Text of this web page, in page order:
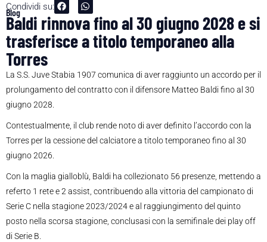
Condividi su:
Blog
Baldi rinnova fino al 30 giugno 2028 e si
trasferisce a titolo temporaneo alla
Torres
La S.S. Juve Stabia 1907 comunica di aver raggiunto un accordo per il
prolungamento del contratto con il difensore Matteo Baldi fino al 30
giugno 2028.
Contestualmente, il club rende noto di aver definito l’accordo con la
Torres per la cessione del calciatore a titolo temporaneo fino al 30
giugno 2026.
Con la maglia gialloblù, Baldi ha collezionato 56 presenze, mettendo a
referto 1 rete e 2 assist, contribuendo alla vittoria del campionato di
Serie C nella stagione 2023/2024 e al raggiungimento del quinto
posto nella scorsa stagione, conclusasi con la semifinale dei play off
di Serie B.